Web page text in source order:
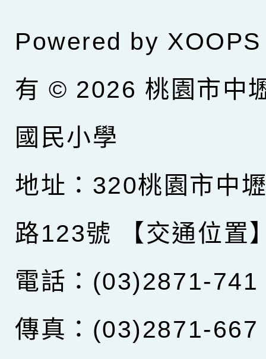
Powered by XOOPS
有 © 2026 桃園市中
國民小學
地址：320桃園市中
路123號
【交通位置
電話：(03)2871-741
傳真：(03)2871-667